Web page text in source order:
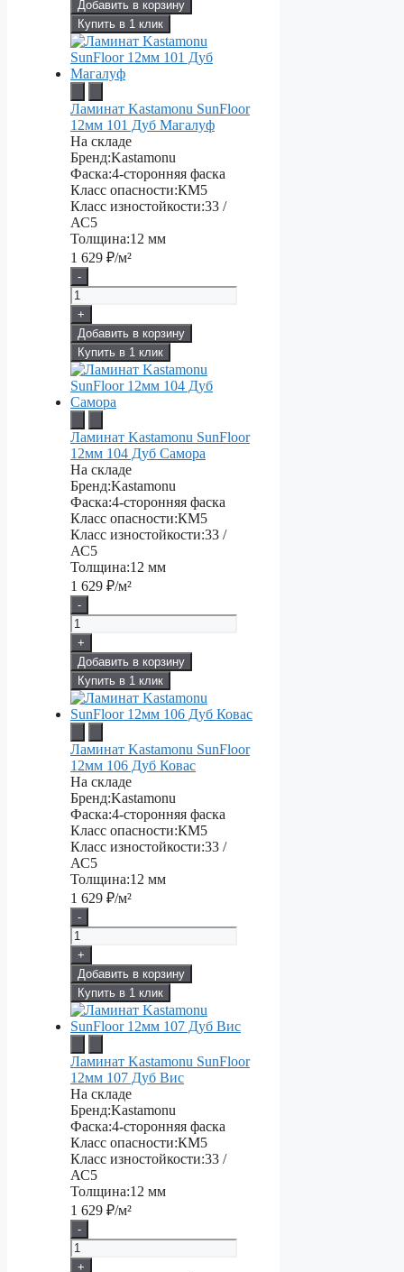
Добавить в корзину
Купить в 1 клик
Ламинат Kastamonu SunFloor
12мм 101 Дуб Магалуф
На складе
Бренд:Kastamonu
Фаска:4-сторонняя фаска
Класс опасности:КМ5
Класс изностойкости:33 /
АС5
Толщина:12 мм
1 629 ₽/м²
-
+
Добавить в корзину
Купить в 1 клик
Ламинат Kastamonu SunFloor
12мм 104 Дуб Самора
На складе
Бренд:Kastamonu
Фаска:4-сторонняя фаска
Класс опасности:КМ5
Класс изностойкости:33 /
АС5
Толщина:12 мм
1 629 ₽/м²
-
+
Добавить в корзину
Купить в 1 клик
Ламинат Kastamonu SunFloor
12мм 106 Дуб Ковас
На складе
Бренд:Kastamonu
Фаска:4-сторонняя фаска
Класс опасности:КМ5
Класс изностойкости:33 /
АС5
Толщина:12 мм
1 629 ₽/м²
-
+
Добавить в корзину
Купить в 1 клик
Ламинат Kastamonu SunFloor
12мм 107 Дуб Вис
На складе
Бренд:Kastamonu
Фаска:4-сторонняя фаска
Класс опасности:КМ5
Класс изностойкости:33 /
АС5
Толщина:12 мм
1 629 ₽/м²
-
+